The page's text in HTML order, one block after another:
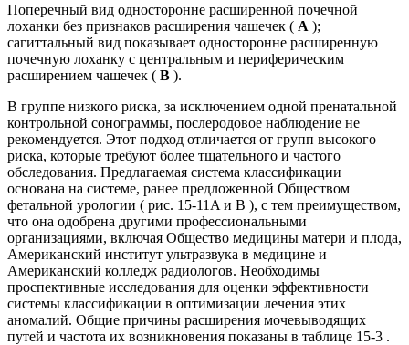
Поперечный вид односторонне расширенной почечной
лоханки без признаков расширения чашечек ( A );
сагиттальный вид показывает односторонне расширенную
почечную лоханку с центральным и периферическим
расширением чашечек ( B ).
В группе низкого риска, за исключением одной пренатальной
контрольной сонограммы, послеродовое наблюдение не
рекомендуется. Этот подход отличается от групп высокого
риска, которые требуют более тщательного и частого
обследования. Предлагаемая система классификации
основана на системе, ранее предложенной Обществом
фетальной урологии ( рис. 15-11A и B ), с тем преимуществом,
что она одобрена другими профессиональными
организациями, включая Общество медицины матери и плода,
Американский институт ультразвука в медицине и
Американский колледж радиологов. Необходимы
проспективные исследования для оценки эффективности
системы классификации в оптимизации лечения этих
аномалий. Общие причины расширения мочевыводящих
путей и частота их возникновения показаны в таблице 15-3 .